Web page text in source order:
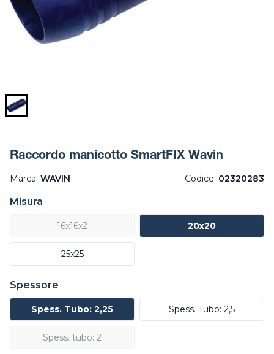
Raccordo manicotto SmartFIX Wavin
Marca: WAVIN Codice: 02320283
Misura
16x16x2 20x20
25x25
Spessore
Spess. Tubo: 2,25 Spess. Tubo: 2,5
Spess. tubo: 2